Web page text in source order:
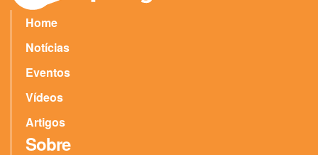
Home
Notícias
Eventos
Vídeos
Artigos
Sobre